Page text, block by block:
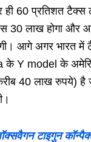
ही 60 प्रतिशत
30 लाख होगा और
आगे अगर भारत में
के Y model के
40 लाख रुपये) है
टाइगुन